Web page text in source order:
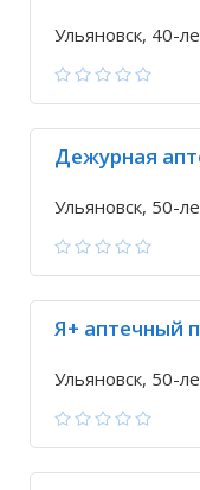
Ульяновск, 40-
Дежурная
Ульяновск, 50-
Я+ аптечный
Ульяновск, 50-